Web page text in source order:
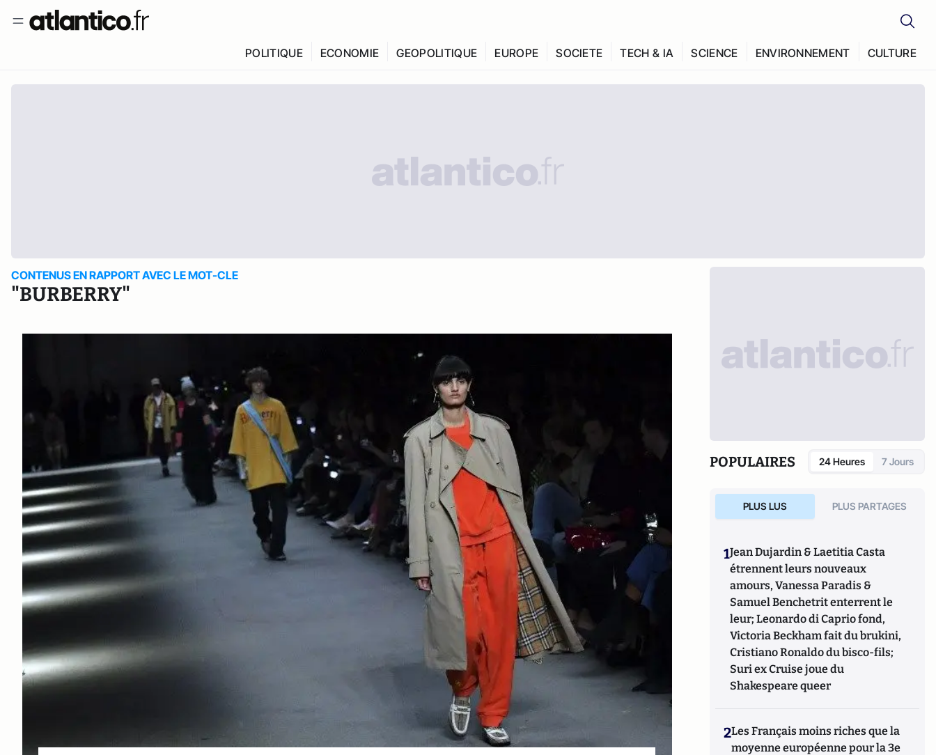
POLITIQUE ECONOMIE GEOPOLITIQUE EUROPE SOCIETE TECH & IA SCIENCE ENVIRONNEMENT CULTURE
CONTENUS EN RAPPORT AVEC LE MOT-CLE
"BURBERRY"
POPULAIRES 24 Heures 7 Jours
PLUS LUS PLUS PARTAGES
1Jean Dujardin & Laetitia Casta
étrennent leurs nouveaux
amours, Vanessa Paradis &
Samuel Benchetrit enterrent le
leur; Leonardo di Caprio fond,
Victoria Beckham fait du brukini,
Cristiano Ronaldo du bisco-fils;
Suri ex Cruise joue du
Shakespeare queer
2Les Français moins riches que la
moyenne européenne pour la 3e